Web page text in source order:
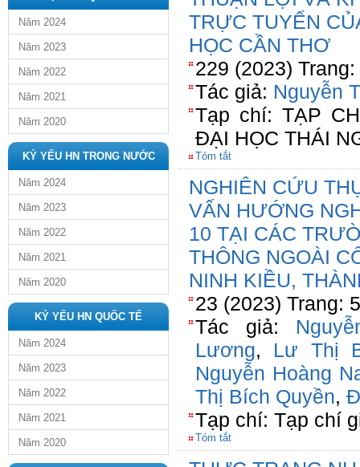
Năm 2024
Năm 2023
Năm 2022
Năm 2021
Năm 2020
KỶ YẾU HN TRONG NƯỚC
Năm 2024
Năm 2023
Năm 2022
Năm 2021
Năm 2020
KỶ YẾU HN QUỐC TẾ
Năm 2024
Năm 2023
Năm 2022
Năm 2021
Năm 2020
TRỰC TUYẾN
HỌC CẦN THƠ
229 (2023)
Tác giả: Nguyễn
Tạp chí: TẠP
ĐẠI HỌC THÁI
Tóm tắt
NGHIÊN CỨU
VẤN HƯỚNG
10 TẠI CÁC
THÔNG NGOÀI
NINH KIỀU,
23 (2023) Trang:
Tác giả:
Lương, Lư Thị
Nguyễn Hoàng
Thị Bích Quyền,
Tạp chí: Tạp chí
Tóm tắt